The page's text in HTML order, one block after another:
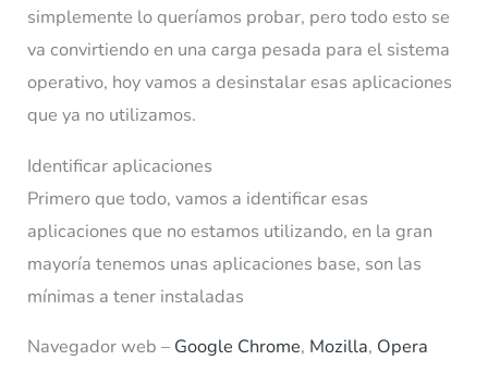
simplemente lo queríamos probar, pero todo esto se
va convirtiendo en una carga pesada para el sistema
operativo, hoy vamos a desinstalar esas aplicaciones
que ya no utilizamos.
Identificar aplicaciones
Primero que todo, vamos a identificar esas
aplicaciones que no estamos utilizando, en la gran
mayoría tenemos unas aplicaciones base, son las
mínimas a tener instaladas
Navegador web – Google Chrome, Mozilla, Opera